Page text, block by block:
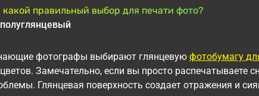
правильный выбор для печати фото?
фотографы выбирают глянцевую фотобумагу
Замечательно, если вы просто распечатываете
Глянцевая поверхность создает отражения и